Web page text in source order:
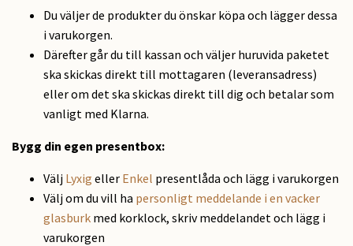
Du väljer de produkter du önskar köpa och lägger dessa
i varukorgen.
Därefter går du till kassan och väljer huruvida paketet
ska skickas direkt till mottagaren (leveransadress)
eller om det ska skickas direkt till dig och betalar som
vanligt med Klarna.
Bygg din egen presentbox:
Välj Lyxig eller Enkel presentlåda och lägg i varukorgen
Välj om du vill ha personligt meddelande i en vacker
glasburk med korklock, skriv meddelandet och lägg i
varukorgen